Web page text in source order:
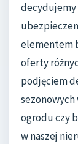
decydujemy
elementem
oferty
podjęciem
ogrodu czy
w naszej